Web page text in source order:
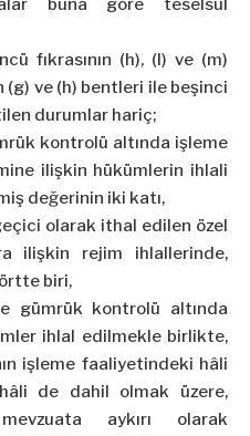
buna göre teselsül
fıkrasının (h), (l) ve (m)
(g) ve (h) bentleri ile beşinci
durumlar hariç;
kontrolü altında işleme
ilişkin hükümlerin ihlali
değerinin iki katı,
olarak ithal edilen özel
ilişkin rejim ihlallerinde,
biri,
gümrük kontrolü altında
ihlal edilmekle birlikte,
işleme faaliyetindeki hâli
de dahil olmak üzere,
aykırı olarak